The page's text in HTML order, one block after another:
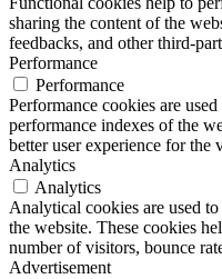
sharing the content of the
feedbacks, and other third-
Performance
Performance
Performance cookies are
performance indexes of the
better user experience for the
Analytics
Analytics
Analytical cookies are used
the website. These cookies
number of visitors, bounce
Advertisement